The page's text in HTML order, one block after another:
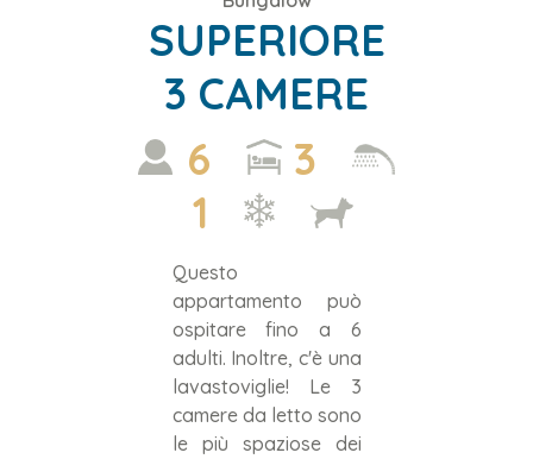
SUPERIORE
3 CAMERE
6
3
1
Questo
appartamento può
ospitare fino a 6
adulti. Inoltre, c'è una
lavastoviglie! Le 3
camere da letto sono
le più spaziose dei